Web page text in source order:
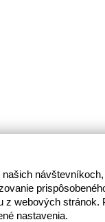
z webových stránok.
nastavenia.